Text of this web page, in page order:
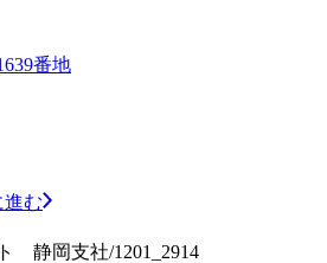
番地
進む
静岡支社/1201_2914